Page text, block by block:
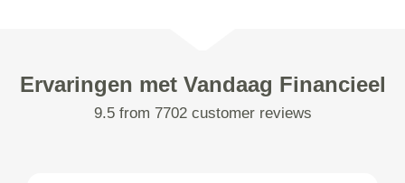
Ervaringen met Vandaag Financieel
9.5 from 7702 customer reviews